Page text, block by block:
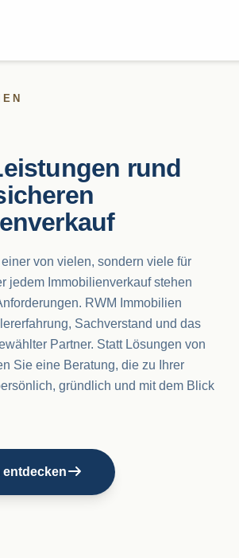
rund
von vielen, sondern viele für
jedem Immobilienverkauf stehen
RWM Immobilien
Sachverstand und das
Partner. Statt Lösungen von
Sie eine Beratung, die zu Ihrer
gründlich und mit dem Blick
entdecken